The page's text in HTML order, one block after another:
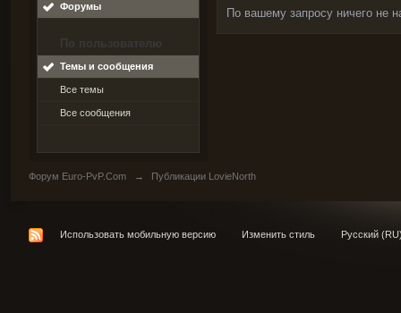
Форумы
По пользователю
Темы и сообщения
Все темы
Все сообщения
По вашему запросу ничего не
Форум Euro-PvP.Com → Публикации LovieNorth
Использовать мобильную версию Изменить стиль Русский